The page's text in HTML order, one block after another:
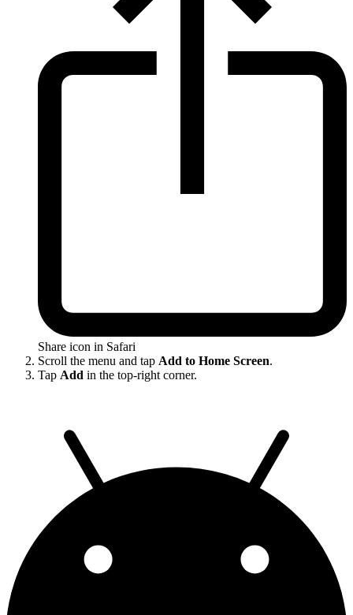
Share icon in Safari
Scroll the menu and tap Add to Home Screen.
Tap Add in the top-right corner.